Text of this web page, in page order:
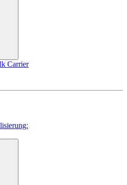
Carrier